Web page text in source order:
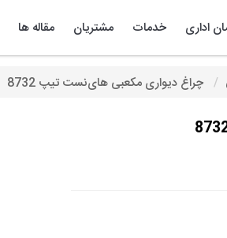
اداری خدمات مشتریان مقاله ها
چراغ دیواری مکعبی های‌نست تیپ 8732